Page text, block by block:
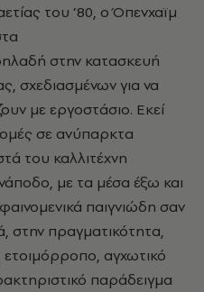
του ’80, ο Όπενχαϊμ
στην κατασκευή
σχεδιασμένων για να
με εργοστάσιο. Εκεί
σε ανύπαρκτα
του καλλιτέχνη
με τα μέσα έξω και
παιγνιώδη σαν
στην πραγματικότητα,
αγχωτικό
παράδειγμα